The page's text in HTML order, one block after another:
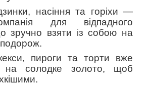
насіння та горіхи —
для відпадного
зручно взяти із собою на
пироги та торти вже
на солодке золото, щоб